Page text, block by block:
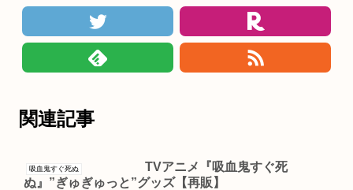
関連記事
吸血鬼すぐ死ぬ
TVアニメ『吸血鬼すぐ死
ぬ』”ぎゅぎゅっと”グッズ【再販】